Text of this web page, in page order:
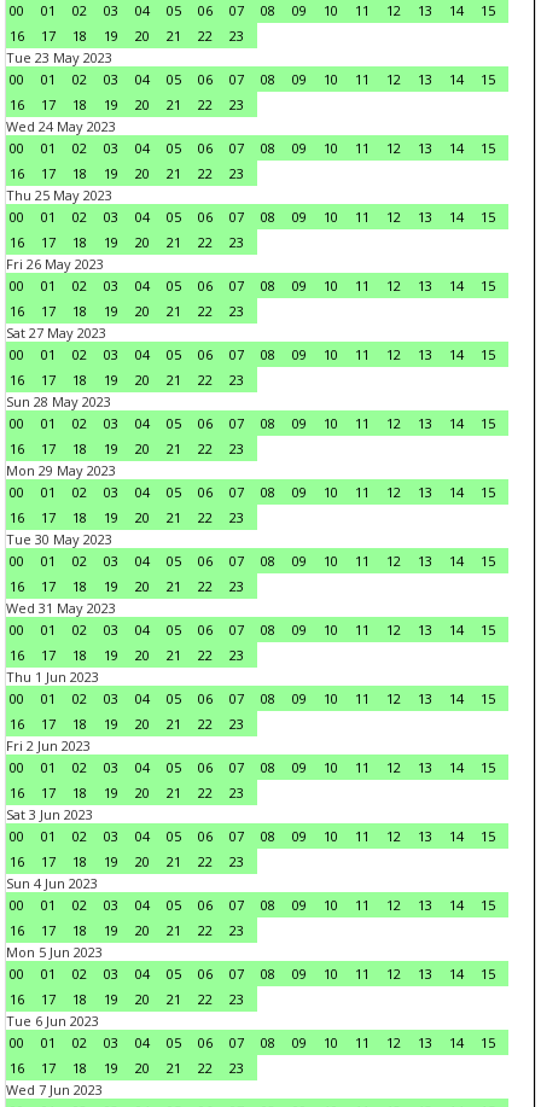
00
01 02 03 04 05 06 07 08 09 10 11 12 13 14
15
16
17 18 19 20 21 22
23
Tue 23 May 2023
00
01 02 03 04 05 06 07 08 09 10 11 12 13 14
15
16
17 18 19 20 21 22
23
Wed 24 May 2023
00
01 02 03 04 05 06 07 08 09 10 11 12 13 14
15
16
17 18 19 20 21 22
23
Thu 25 May 2023
00
01 02 03 04 05 06 07 08 09 10 11 12 13 14
15
16
17 18 19 20 21 22
23
Fri 26 May 2023
00
01 02 03 04 05 06 07 08 09 10 11 12 13 14
15
16
17 18 19 20 21 22
23
Sat 27 May 2023
00
01 02 03 04 05 06 07 08 09 10 11 12 13 14
15
16
17 18 19 20 21 22
23
Sun 28 May 2023
00
01 02 03 04 05 06 07 08 09 10 11 12 13 14
15
16
17 18 19 20 21 22
23
Mon 29 May 2023
00
01 02 03 04 05 06 07 08 09 10 11 12 13 14
15
16
17 18 19 20 21 22
23
Tue 30 May 2023
00
01 02 03 04 05 06 07 08 09 10 11 12 13 14
15
16
17 18 19 20 21 22
23
Wed 31 May 2023
00
01 02 03 04 05 06 07 08 09 10 11 12 13 14
15
16
17 18 19 20 21 22
23
Thu 1 Jun 2023
00
01 02 03 04 05 06 07 08 09 10 11 12 13 14
15
16
17 18 19 20 21 22
23
Fri 2 Jun 2023
00
01 02 03 04 05 06 07 08 09 10 11 12 13 14
15
16
17 18 19 20 21 22
23
Sat 3 Jun 2023
00
01 02 03 04 05 06 07 08 09 10 11 12 13 14
15
16
17 18 19 20 21 22
23
Sun 4 Jun 2023
00
01 02 03 04 05 06 07 08 09 10 11 12 13 14
15
16
17 18 19 20 21 22
23
Mon 5 Jun 2023
00
01 02 03 04 05 06 07 08 09 10 11 12 13 14
15
16
17 18 19 20 21 22
23
Tue 6 Jun 2023
00
01 02 03 04 05 06 07 08 09 10 11 12 13 14
15
16
17 18 19 20 21 22
23
Wed 7 Jun 2023